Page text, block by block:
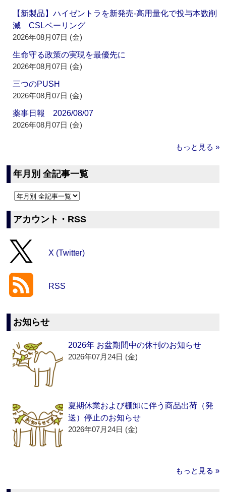
【新製品】ハイゼントラを新発売‐高用量化で投与本数削
減 CSLベーリング
2026年08月07日 (金)
生命守る政策の実現を最優先に
2026年08月07日 (金)
三つのPUSH
2026年08月07日 (金)
薬事日報 2026/08/07
2026年08月07日 (金)
もっと見る »
年月別 全記事一覧
アカウント・RSS
X (Twitter)
RSS
お知らせ
2026年 お盆期間中の休刊のお知らせ
2026年07月24日 (金)
夏期休業および棚卸に伴う商品出荷（発
送）停止のお知らせ
2026年07月24日 (金)
もっと見る »